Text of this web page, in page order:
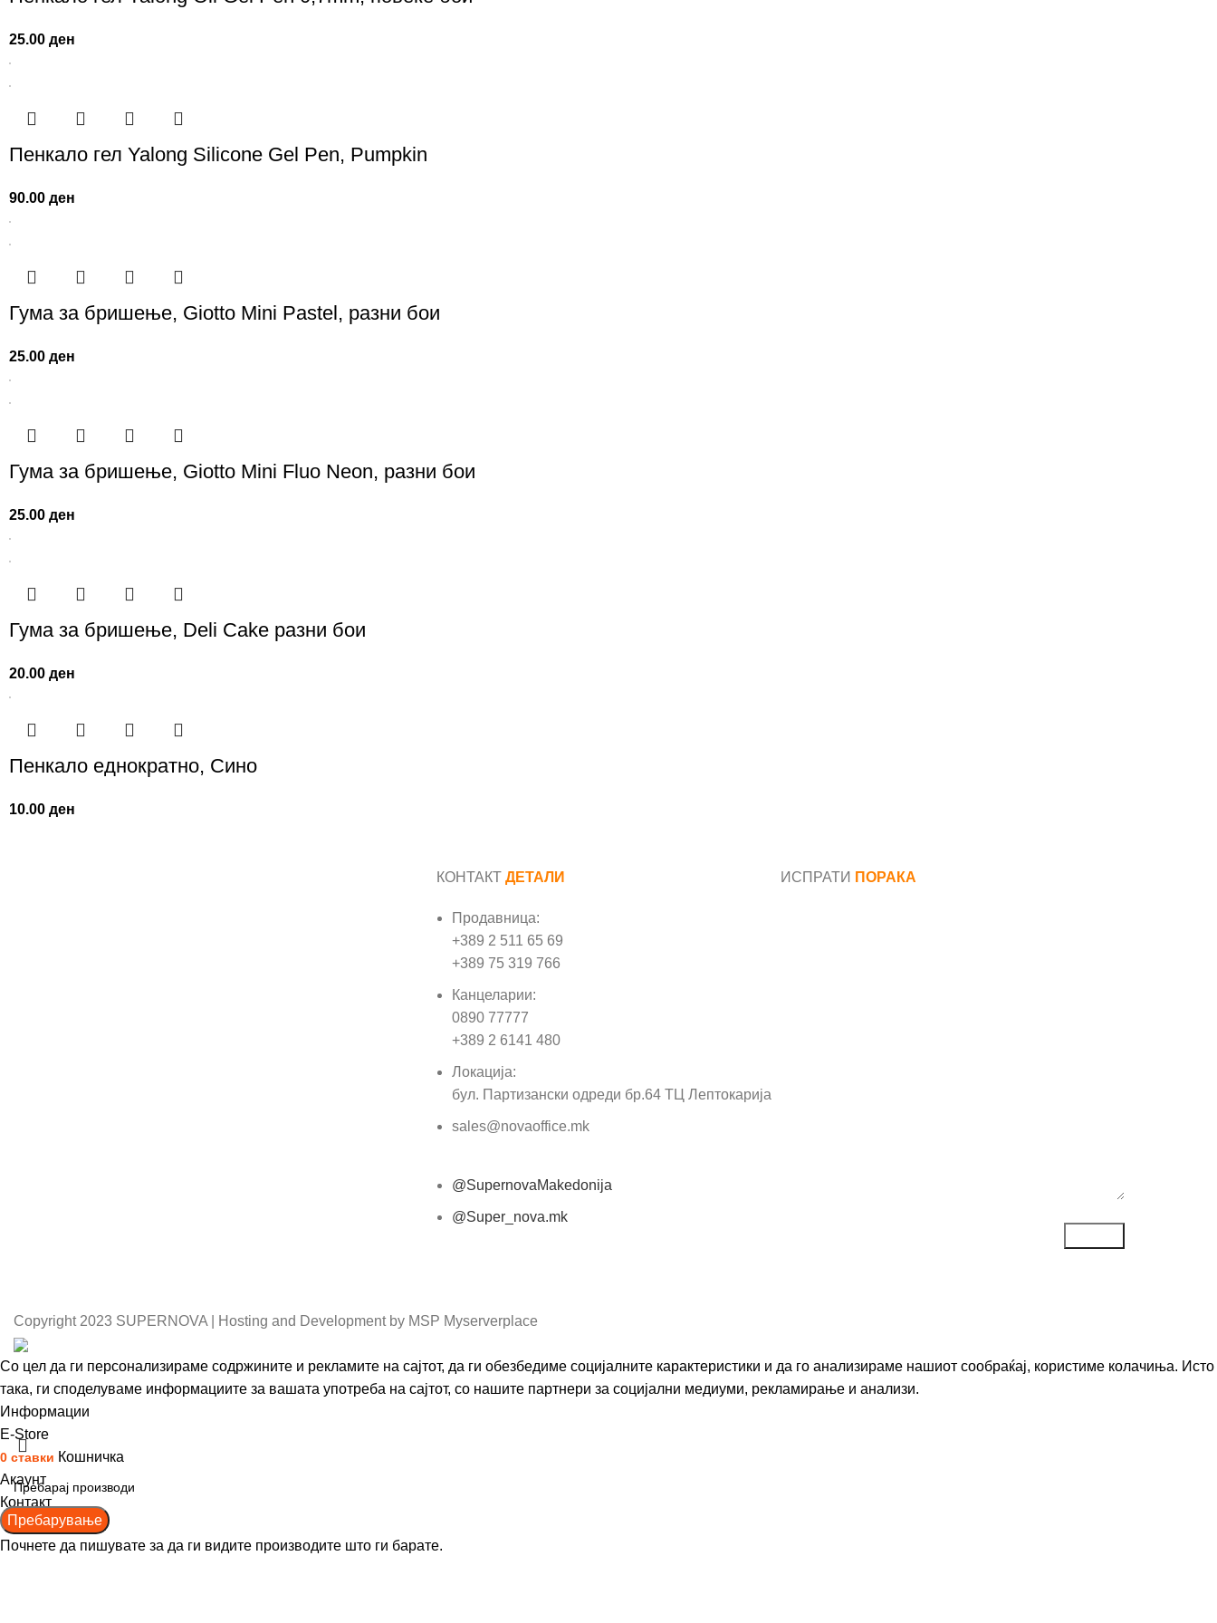
25.00ден
Пенкало гел Yalong Silicone Gel Pen, Pumpkin
90.00ден
Гума за бришење, Giotto Mini Pastel, разни бои
25.00ден
Гума за бришење, Giotto Mini Fluo Neon, разни бои
25.00ден
Гума за бришење, Deli Cake разни бои
20.00ден
Пенкало еднократно, Сино
10.00ден
КОНТАКТ ДЕТАЛИ
Продавница:
+389 2 511 65 69
+389 75 319 766
Канцеларии:
0890 77777
+389 2 6141 480
Локација:
бул. Партизански одреди бр.64 ТЦ Лептокарија
sales@novaoffice.mk
@SupernovaMakedonija
@Super_nova.mk
ИСПРАТИ ПОРАКА
Copyright 2023 SUPERNOVA | Hosting and Development by MSP Myserverplace
Со цел да ги персонализираме содржините и рекламите на сајтот, да ги обезбедиме социјалните карактеристики и да го анализираме нашиот сообраќај, користиме колачиња. Исто
така, ги споделуваме информациите за вашата употреба на сајтот, со нашите партнери за социјални медиуми, рекламирање и анализи.
Информации
Пребарување
Почнете да пишувате за да ги видите производите што ги барате.
Е-Store
0 ставки Кошничка
Акаунт
Контакт